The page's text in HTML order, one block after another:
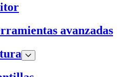
avanzadas